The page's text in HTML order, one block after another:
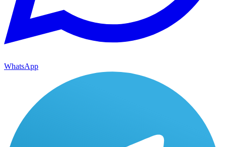
WhatsApp